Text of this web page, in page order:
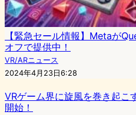
【緊急セール情報】Metaが
オフで提供中！
VR/ARニュース
2024年4月23日6:28
VRゲーム界に旋風を巻き起
開始！